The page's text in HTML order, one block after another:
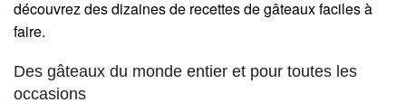
découvrez des dizaines de recettes de gâteaux faciles à
faire.
Des gâteaux du monde entier et pour toutes les
occasions